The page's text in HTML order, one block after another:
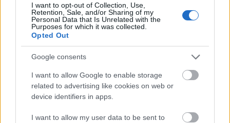
I want to opt-out of Collection, Use,
Retention, Sale, and/or Sharing of my
Personal Data that Is Unrelated with the
Purposes for which it was collected.
Opted Out
Google consents
I want to allow Google to enable storage
related to advertising like cookies on web or
device identifiers in apps.
I want to allow my user data to be sent to
Σχετικά με την εκλογολογία, τόνισε ότι οι εκλογές
θα γίνουν στο τέλος της τετραετίας και σημείωσε:
«Έχουμε πολύ καλές προοπτικές για ανάπτυξη και
δεν υπάρχει λόγος να γίνουν νωρίτερα οι εκλογές.
Θέλουμε να δούμε το αποτύπωμα της
ανάπτυξης».
Για τις τράπεζες και τα δάνεια σε μικρές
επιχειρήσεις, σημείωσε: «Μας απασχολεί πολύ να